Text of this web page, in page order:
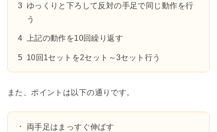
ゆっくりと下ろして反対の手足で同じ動作を行
う
上記の動作を10回繰り返す
10回1セットを2セット～3セット行う
また、ポイントは以下の通りです。
両手足はまっすぐ伸ばす